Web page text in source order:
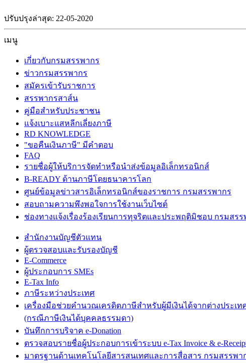
ปรับปรุงล่าสุด: 22-05-2020
เมนู
เกี่ยวกับกรมสรรพากร
ข่าวกรมสรรพากร
สมัครเข้ารับราชการ
สรรพากรสาส์น
คู่มือสำหรับประชาชน
แจ้งเบาะแสหลีกเลี่ยงภาษี
RD KNOWLEDGE
"ขอคืนเงินภาษี" มีคำตอบ
FAQ
รายชื่อผู้ให้บริการจัดทำหรือนำส่งข้อมูลอิเล็กทรอนิกส์
B-READY ด้านภาษีโดยธนาคารโลก
ศูนย์ข้อมูลข่าวสารอิเล็กทรอนิกส์ของราชการ กรมสรรพากร
สอบถามความพึงพอใจการใช้งานเว็บไซต์
ช่องทางแจ้งเรื่องร้องเรียนการทุจริตและประพฤติมิชอบ กรมสรร
สำนักงานบัญชีตัวแทน
ผู้ตรวจสอบและรับรองบัญชี
E-Commerce
ผู้ประกอบการ SMEs
E-Tax Info
ภาษีระหว่างประเทศ
เครื่องมือช่วยคำนวณเครดิตภาษีสำหรับผู้มีเงินได้จากต่างประเท
(กรณีภาษีเงินได้บุคคลธรรมดา)
บันทึกการบริจาค e-Donation
ตรวจสอบรายชื่อผู้ประกอบการเข้าระบบ e-Tax Invoice & e-
มาตรฐานด้านเทคโนโลยีสารสนเทศและการสื่อสาร กรมสรรพา